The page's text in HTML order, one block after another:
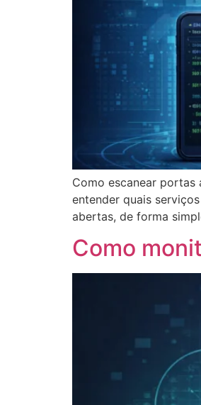
Como escanear portas
entender quais
abertas, de forma
Como